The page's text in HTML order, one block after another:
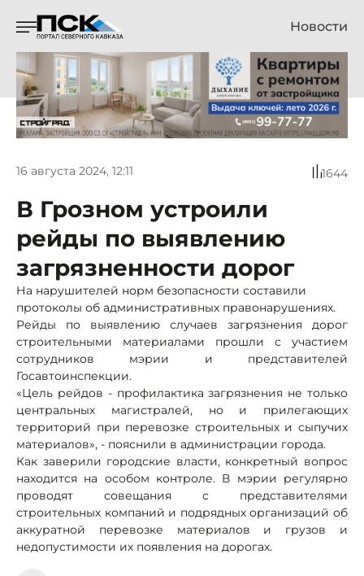
Новости
16 августа 2024, 12:11 1644
В Грозном устроили
рейды по выявлению
загрязненности дорог
На нарушителей норм безопасности составили
протоколы об административных правонарушениях.
Рейды по выявлению случаев загрязнения дорог
строительными материалами прошли с участием
сотрудников мэрии и представителей
Госавтоинспекции.
«Цель рейдов - профилактика загрязнения не только
центральных магистралей, но и прилегающих
территорий при перевозке строительных и сыпучих
материалов», - пояснили в администрации города.
Как заверили городские власти, конкретный вопрос
находится на особом контроле. В мэрии регулярно
проводят совещания с представителями
строительных компаний и подрядных организаций об
аккуратной перевозке материалов и грузов и
недопустимости их появления на дорогах.